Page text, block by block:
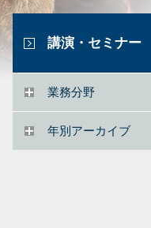
講演・セミナー
業務分野
年別アーカイブ